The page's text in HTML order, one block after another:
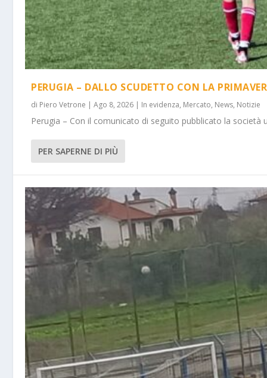
PERUGIA – DALLO SCUDETTO CON LA
di Piero Vetrone |Ago 8, 2026 | In evidenza, Mercato, News, Notizie
Perugia – Con il comunicato di seguito pubblicato la società
PER SAPERNE DI PIÙ